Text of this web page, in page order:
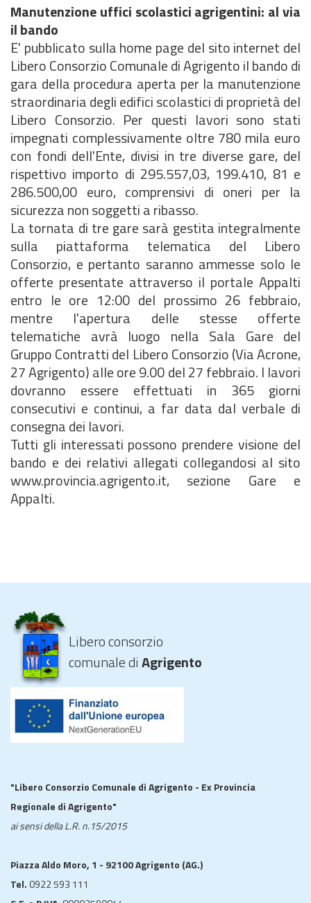
Manutenzione uffici scolastici agrigentini: al via
il bando
E' pubblicato sulla home page del sito internet del
Libero Consorzio Comunale di Agrigento il bando di
gara della procedura aperta per la manutenzione
straordinaria degli edifici scolastici di proprietà del
Libero Consorzio. Per questi lavori sono stati
impegnati complessivamente oltre 780 mila euro
con fondi dell'Ente, divisi in tre diverse gare, del
rispettivo importo di 295.557,03, 199.410, 81 e
286.500,00 euro, comprensivi di oneri per la
sicurezza non soggetti a ribasso.
La tornata di tre gare sarà gestita integralmente
sulla piattaforma telematica del Libero
Consorzio, e pertanto saranno ammesse solo le
offerte presentate attraverso il portale Appalti
entro le ore 12:00 del prossimo 26 febbraio,
mentre l'apertura delle stesse offerte
telematiche avrà luogo nella Sala Gare del
Gruppo Contratti del Libero Consorzio (Via Acrone,
27 Agrigento) alle ore 9.00 del 27 febbraio. I lavori
dovranno essere effettuati in 365 giorni
consecutivi e continui, a far data dal verbale di
consegna dei lavori.
Tutti gli interessati possono prendere visione del
bando e dei relativi allegati collegandosi al sito
www.provincia.agrigento.it, sezione Gare e
Appalti.
Libero consorzio
comunale diAgrigento
"Libero Consorzio Comunale di Agrigento - Ex Provincia
Regionale di Agrigento"
ai sensi della L.R. n.15/2015
Piazza Aldo Moro, 1 - 92100 Agrigento (AG.)
Tel. 0922 593 111